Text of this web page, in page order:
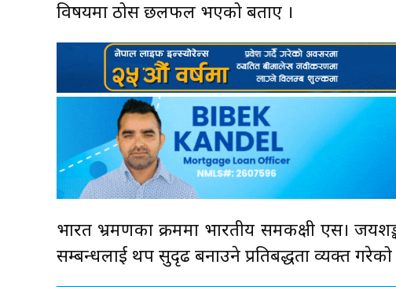
विषयमा ठोस छलफल भएको बताए ।
भारत भ्रमणका क्रममा भारतीय समकक्षी एस।
सम्बन्धलाई थप सुदृढ बनाउने प्रतिबद्धता व्यक्त